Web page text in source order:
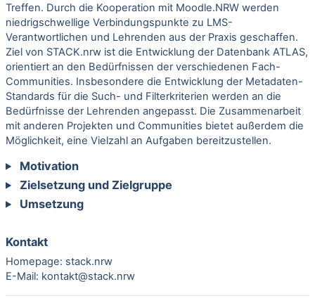
Treffen. Durch die Kooperation mit Moodle.NRW werden
niedrigschwellige Verbindungspunkte zu LMS-
Verantwortlichen und Lehrenden aus der Praxis geschaffen.
Ziel von STACK.nrw ist die Entwicklung der Datenbank ATLAS,
orientiert an den Bedürfnissen der verschiedenen Fach-
Communities. Insbesondere die Entwicklung der Metadaten-
Standards für die Such- und Filterkriterien werden an die
Bedürfnisse der Lehrenden angepasst. Die Zusammenarbeit
mit anderen Projekten und Communities bietet außerdem die
Möglichkeit, eine Vielzahl an Aufgaben bereitzustellen.
Motivation
Zielsetzung und Zielgruppe
Umsetzung
Kontakt
Homepage: stack.nrw
E-Mail: kontakt@stack.nrw